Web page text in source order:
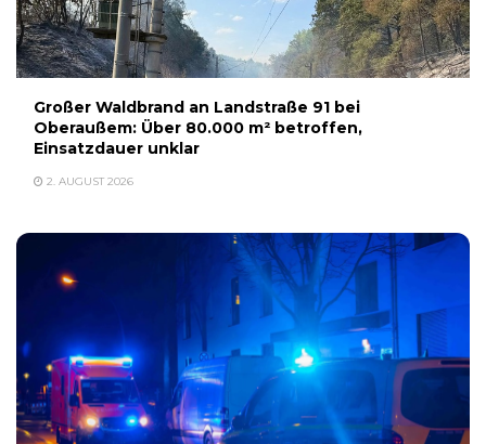
Großer Waldbrand an Landstraße 91 bei
Oberaußem: Über 80.000 m² betroffen,
Einsatzdauer unklar
2. AUGUST 2026